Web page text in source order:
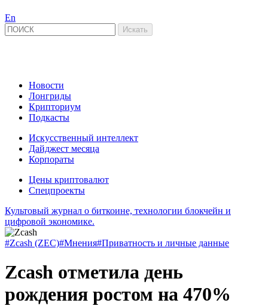
En
Новости
Лонгриды
Крипториум
Подкасты
Искусственный интеллект
Дайджест месяца
Корпораты
Цены криптовалют
Спецпроекты
Культовый журнал о биткоине, технологии блокчейн и
цифровой экономике.
#Zcash (ZEC)#Мнения#Приватность и личные данные
Zcash отметила день
рождения ростом на 470%